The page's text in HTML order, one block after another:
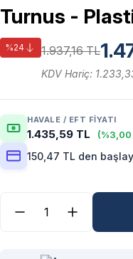
Turnus -
%24 1.937,16 TL
KDV Hariç:
HAVALE / EFT FIYATI
1.435,59 TL
150,47 TL den